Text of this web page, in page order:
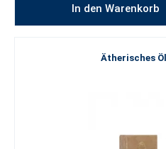
In den Warenkorb
Ätherisches